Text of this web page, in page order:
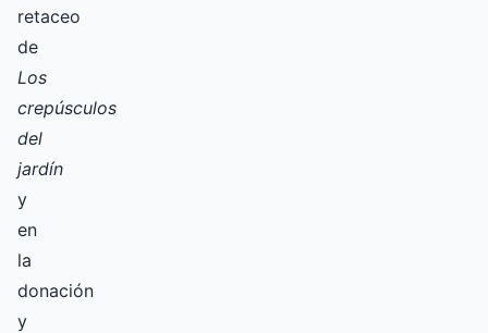
retaceo
de
Los
crepúsculos
del
jardín
y
en
la
donación
y